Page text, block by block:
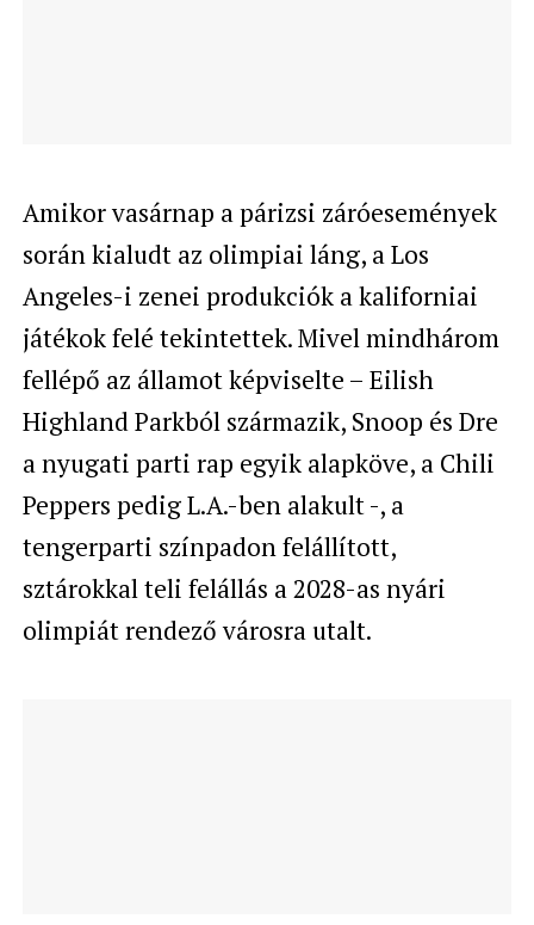
Amikor vasárnap a párizsi záróesemények
során kialudt az olimpiai láng, a Los
Angeles-i zenei produkciók a kaliforniai
játékok felé tekintettek. Mivel mindhárom
fellépő az államot képviselte – Eilish
Highland Parkból származik, Snoop és Dre
a nyugati parti rap egyik alapköve, a Chili
Peppers pedig L.A.-ben alakult -, a
tengerparti színpadon felállított,
sztárokkal teli felállás a 2028-as nyári
olimpiát rendező városra utalt.